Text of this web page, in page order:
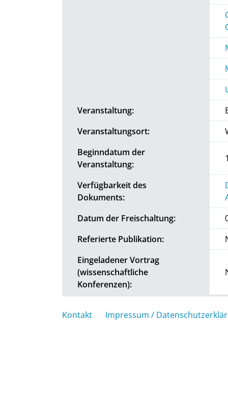
Veranstaltung:
Veranstaltungsort:
Beginndatum der
Veranstaltung:
Verfügbarkeit des
Dokuments:
Datum der Freischaltung:
Referierte Publikation:
Eingeladener Vortrag
(wissenschaftliche
Konferenzen):
Kontakt Impressum /